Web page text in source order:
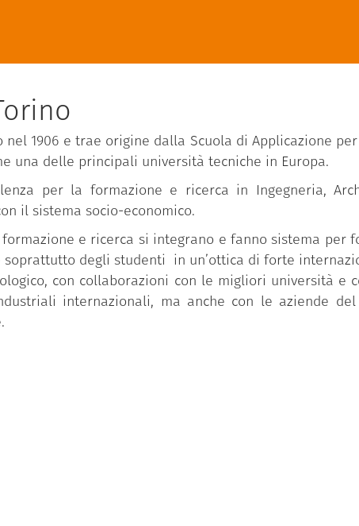
1906 e trae origine dalla Scuola di Applicazione
una delle principali università tecniche in Europa.
per la formazione e ricerca in Ingegneria,
il sistema socio-economico.
e ricerca si integrano e fanno sistema per
degli studenti in un’ottica di forte
con collaborazioni con le migliori università e
internazionali, ma anche con le aziende